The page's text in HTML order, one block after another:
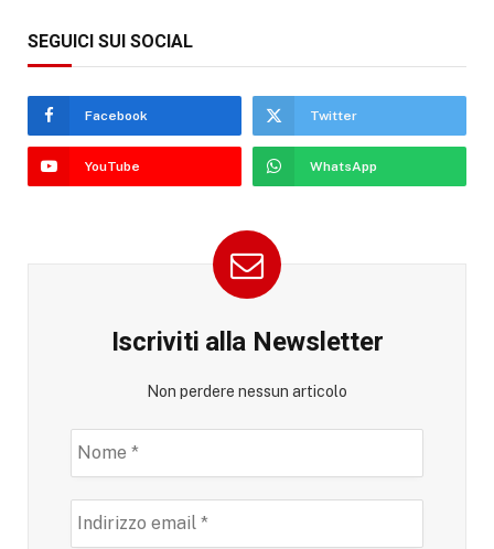
SEGUICI SUI SOCIAL
Facebook Twitter
YouTube WhatsApp
Iscriviti alla Newsletter
Non perdere nessun articolo